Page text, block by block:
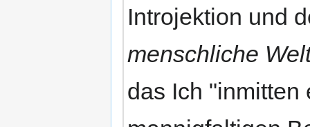
Introjektion und
menschliche
das Ich "inmitten